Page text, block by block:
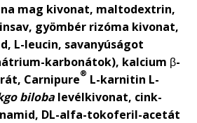
mag kivonat, maltodextrin,
gyömbér rizóma kivonat,
L-leucin, savanyúságot
karbonátok), kalcium β-
Carnipure® L-karnitin L-
biloba levélkivonat, cink-
DL-alfa-tokoferil-acetát